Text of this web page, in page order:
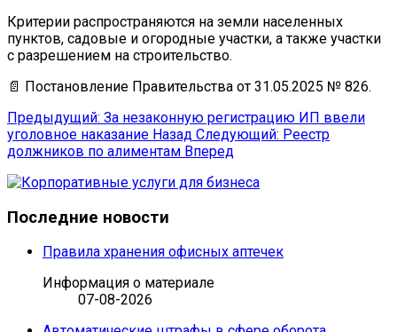
Критерии распространяются на земли населенных
пунктов, садовые и огородные участки, а также участки
с разрешением на строительство.
📄 Постановление Правительства от 31.05.2025 № 826.
Предыдущий: За незаконную регистрацию ИП ввели
уголовное наказание Назад Следующий: Реестр
должников по алиментам Вперед
Последние новости
Правила хранения офисных аптечек
Информация о материале
07-08-2026